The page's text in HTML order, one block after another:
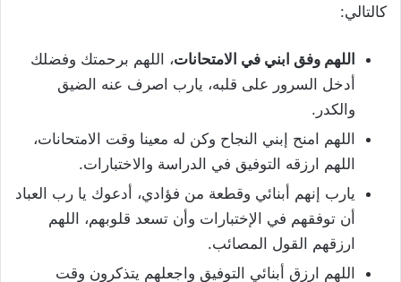
كالتالي:
اللهم وفق ابني في الامتحانات، اللهم برحمتك وفضلك
أدخل السرور على قلبه، يارب اصرف عنه الضيق
والكدر.
اللهم امنح إبني النجاح وكن له معينا وقت الامتحانات،
اللهم ارزقه التوفيق في الدراسة والاختبارات.
يارب إنهم أبنائي وقطعة من فؤادي، أدعوك يا رب العباد
أن توفقهم في الإختبارات وأن تسعد قلوبهم، اللهم
ارزقهم القول المصائب.
اللهم ارزق أبنائي التوفيق واجعلهم يتذكرون وقت